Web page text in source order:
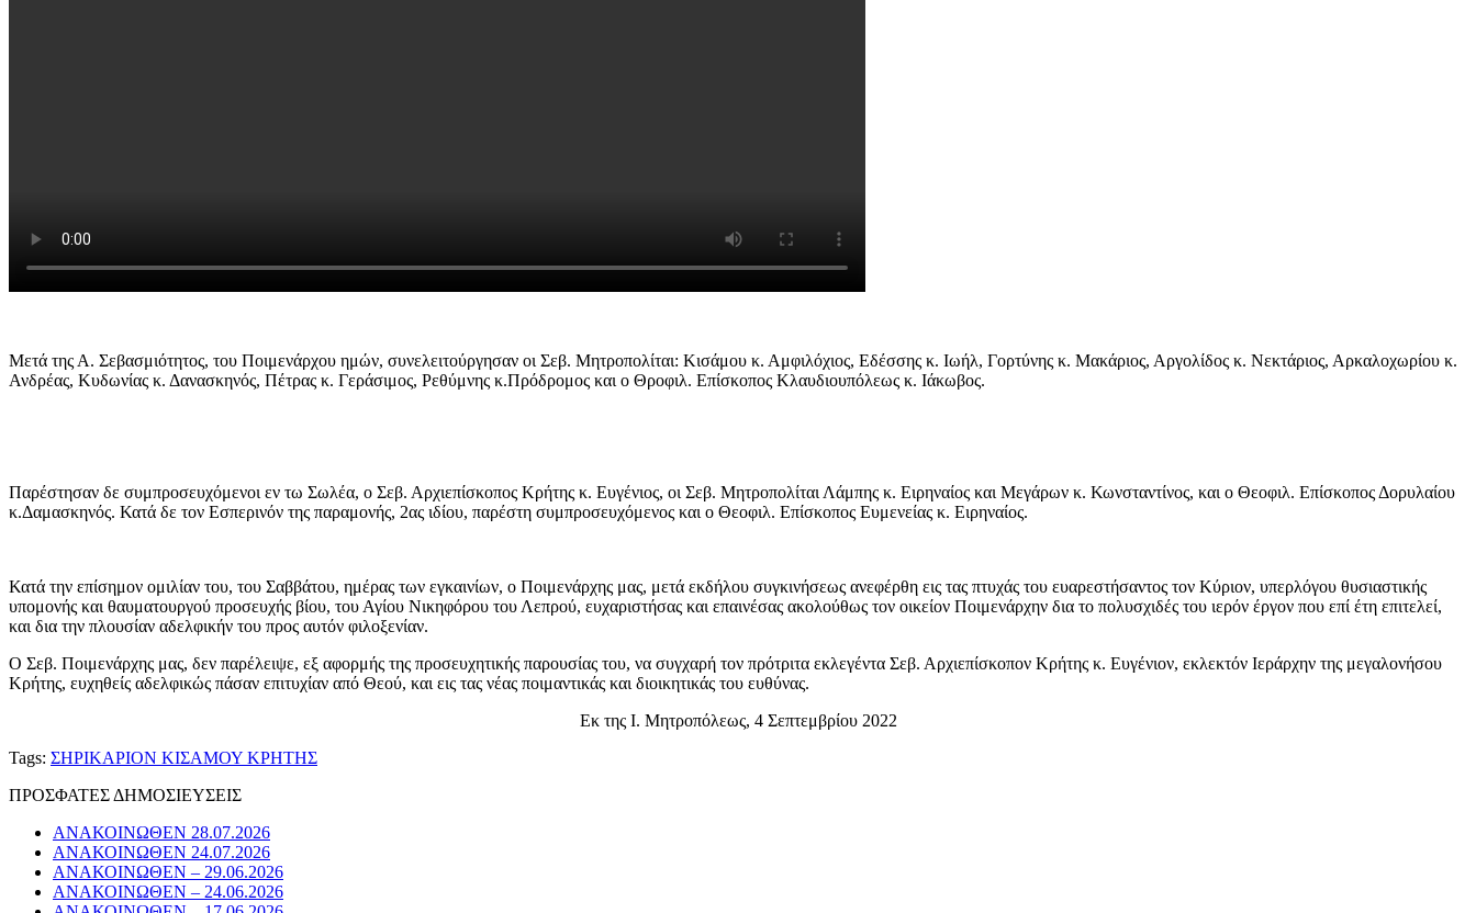
Μετά της Α. Σεβασμιότητος, του Ποιμενάρχου ημών, συνελειτούργησαν οι Σεβ. Μητροπολίται: Κισάμου κ. Αμφιλόχιος, Εδέσσης κ. Ιωήλ, Γορτύνης κ. Μακάριος, Αργολίδος κ. Νεκτάριος, Αρκαλοχωρίου κ.
Ανδρέας, Κυδωνίας κ. Δανασκηνός, Πέτρας κ. Γεράσιμος, Ρεθύμνης κ.Πρόδρομος και ο Θροφιλ. Επίσκοπος Κλαυδιουπόλεως κ. Ιάκωβος.
Παρέστησαν δε συμπροσευχόμενοι εν τω Σωλέα, ο Σεβ. Αρχιεπίσκοπος Κρήτης κ. Ευγένιος, οι Σεβ. Μητροπολίται Λάμπης κ. Ειρηναίος και Μεγάρων κ. Κωνσταντίνος, και ο Θεοφιλ. Επίσκοπος Δορυλαίου
κ.Δαμασκηνός. Κατά δε τον Εσπερινόν της παραμονής, 2ας ιδίου, παρέστη συμπροσευχόμενος και ο Θεοφιλ. Επίσκοπος Ευμενείας κ. Ειρηναίος.
Κατά την επίσημον ομιλίαν του, του Σαββάτου, ημέρας των εγκαινίων, ο Ποιμενάρχης μας, μετά εκδήλου συγκινήσεως ανεφέρθη εις τας πτυχάς του ευαρεστήσαντος τον Κύριον, υπερλόγου θυσιαστικής
υπομονής και θαυματουργού προσευχής βίου, του Αγίου Νικηφόρου του Λεπρού, ευχαριστήσας και επαινέσας ακολούθως τον οικείον Ποιμενάρχην δια το πολυσχιδές του ιερόν έργον που επί έτη επιτελεί,
και δια την πλουσίαν αδελφικήν του προς αυτόν φιλοξενίαν.
Ο Σεβ. Ποιμενάρχης μας, δεν παρέλειψε, εξ αφορμής της προσευχητικής παρουσίας του, να συγχαρή τον πρότριτα εκλεγέντα Σεβ. Αρχιεπίσκοπον Κρήτης κ. Ευγένιον, εκλεκτόν Ιεράρχην της μεγαλονήσου
Κρήτης, ευχηθείς αδελφικώς πάσαν επιτυχίαν από Θεού, και εις τας νέας ποιμαντικάς και διοικητικάς του ευθύνας.
Εκ της Ι. Μητροπόλεως, 4 Σεπτεμβρίου 2022
Tags: ΣΗΡΙΚΑΡΙΟΝ ΚΙΣΑΜΟΥ ΚΡΗΤΗΣ
ΠΡΟΣΦΑΤΕΣ ΔΗΜΟΣΙΕΥΣΕΙΣ
ΑΝΑΚΟΙΝΩΘΕΝ 28.07.2026
ΑΝΑΚΟΙΝΩΘΕΝ 24.07.2026
ΑΝΑΚΟΙΝΩΘΕΝ – 29.06.2026
ΑΝΑΚΟΙΝΩΘΕΝ – 24.06.2026